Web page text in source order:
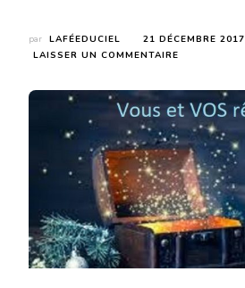
par LAFÉEDUCIEL
21 DÉCEMBRE 2017
LAISSER UN COMMENTAIRE
VOS
RÊVES
SEMAINE
DU
25
AU
31
DÉCEMBRE
2017